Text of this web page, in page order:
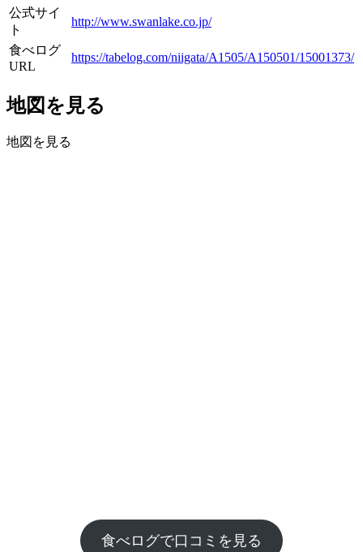
公式サイ
ト
http://www.swanlake.co.jp/
食べログ
URL
https://tabelog.com/niigata/A1505/A150501/15001373/
地図を見る
地図を見る
食べログで口コミを見る